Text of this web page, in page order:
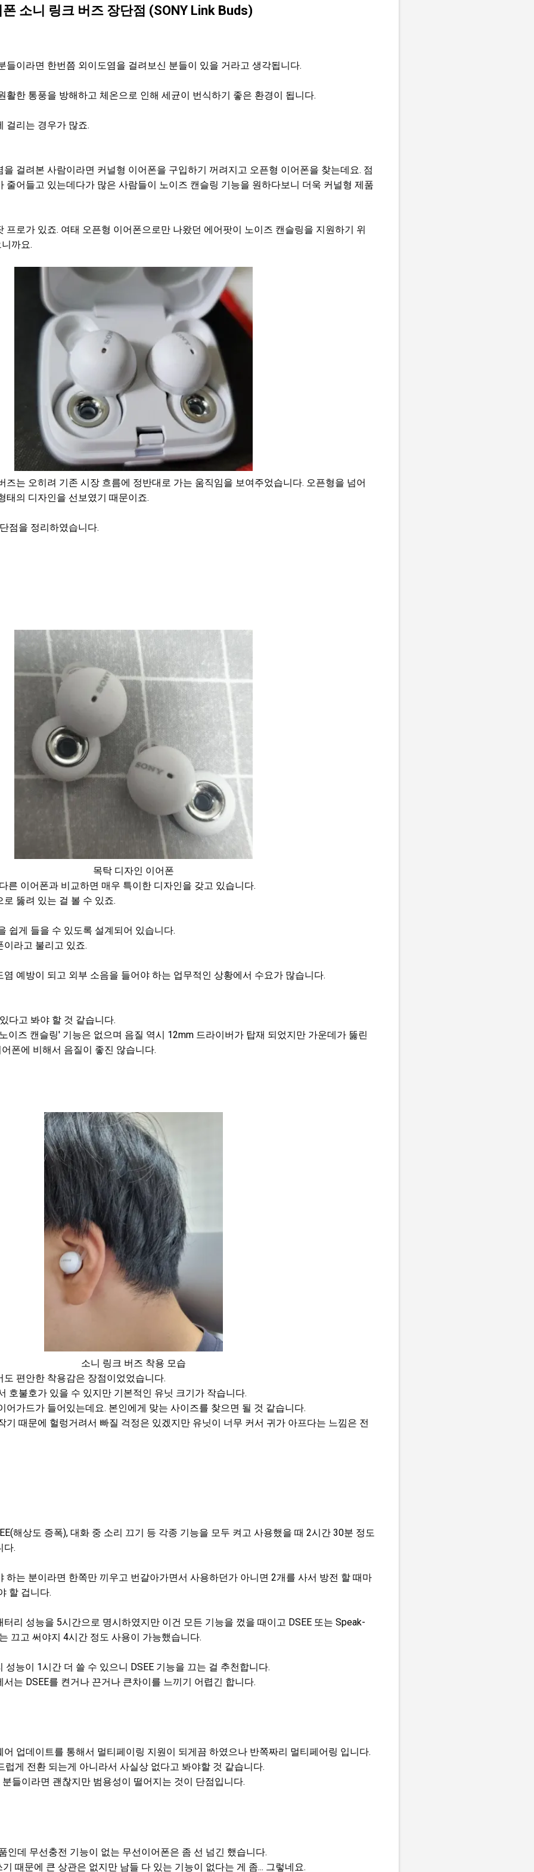
소니 링크 버즈 장단점 (SONY Link Buds)
들이라면 한번쯤 외이도염을 걸려보신 분들이 있을 거라고 생각됩니다.
한 통풍을 방해하고 체온으로 인해 세균이 번식하기 좋은 환경이 됩니다.
걸리는 경우가 많죠.
걸려본 사람이라면 커널형 이어폰을 구입하기 꺼려지고 오픈형 이어폰을 찾는데요. 점
줄어들고 있는데다가 많은 사람들이 노이즈 캔슬링 기능을 원하다보니 더욱 커널형 제품
로가 있죠. 여태 오픈형 이어폰으로만 나왔던 에어팟이 노이즈 캔슬링을 지원하기 위
까요.
는 오히려 기존 시장 흐름에 정반대로 가는 움직임을 보여주었습니다. 오픈형을 넘어
태의 디자인을 선보였기 때문이죠.
점을 정리하였습니다.
목탁 디자인 이어폰
른 이어폰과 비교하면 매우 특이한 디자인을 갖고 있습니다.
뚫려 있는 걸 볼 수 있죠.
쉽게 들을 수 있도록 설계되어 있습니다.
라고 불리고 있죠.
예방이 되고 외부 소음을 들어야 하는 업무적인 상황에서 수요가 많습니다.
다고 봐야 할 것 같습니다.
이즈 캔슬링' 기능은 없으며 음질 역시 12mm 드라이버가 탑재 되었지만 가운데가 뚫린
폰에 비해서 음질이 좋진 않습니다.
소니 링크 버즈 착용 모습
편안한 착용감은 장점이었었습니다.
호불호가 있을 수 있지만 기본적인 유닛 크기가 작습니다.
가드가 들어있는데요. 본인에게 맞는 사이즈를 찾으면 될 것 같습니다.
때문에 헐렁거려서 빠질 걱정은 있겠지만 유닛이 너무 커서 귀가 아프다는 느낌은 전
해상도 증폭), 대화 중 소리 끄기 등 각종 기능을 모두 켜고 사용했을 때 2시간 30분 정도
다.
하는 분이라면 한쪽만 끼우고 번갈아가면서 사용하던가 아니면 2개를 사서 방전 할 때마
할 겁니다.
리 성능을 5시간으로 명시하였지만 이건 모든 기능을 껐을 때이고 DSEE 또는 Speak-
끄고 써야지 4시간 정도 사용이 가능했습니다.
성능이 1시간 더 쓸 수 있으니 DSEE 기능을 끄는 걸 추천합니다.
는 DSEE를 켠거나 끈거나 큰차이를 느끼기 어렵긴 합니다.
업데이트를 통해서 멀티페이링 지원이 되게끔 하였으나 반쪽짜리 멀티페어링 입니다.
게 전환 되는게 아니라서 사실상 없다고 봐야할 것 같습니다.
들이라면 괜찮지만 범용성이 떨어지는 것이 단점입니다.
인데 무선충전 기능이 없는 무선이어폰은 좀 선 넘긴 했습니다.
때문에 큰 상관은 없지만 남들 다 있는 기능이 없다는 게 좀... 그렇네요.